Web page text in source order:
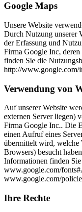
Google Maps
Unsere Website
Durch Nutzung unserer
der Erfassung und
Firma Google Inc,
finden Sie die
http://www.google.com/
Verwendung von
Auf unserer Website
externen Server liegen)
Firma Google Inc.. Die
einen Aufruf eines
übermittelt wird, welche
Browsers) besucht
Informationen finden
www.google.com/
www.google.com/
Ihre Rechte